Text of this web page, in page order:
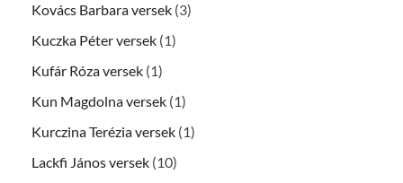
Kovács Barbara versek (3)
Kuczka Péter versek (1)
Kufár Róza versek (1)
Kun Magdolna versek (1)
Kurczina Terézia versek (1)
Lackfi János versek (10)